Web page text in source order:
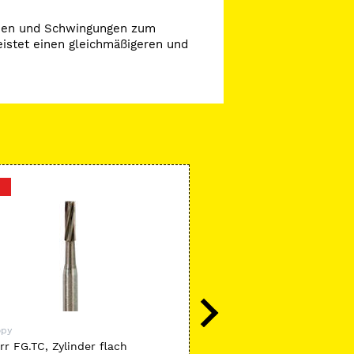
und Schwingungen zum
einen gleichmäßigeren und
FG.TC, Zylinder flach